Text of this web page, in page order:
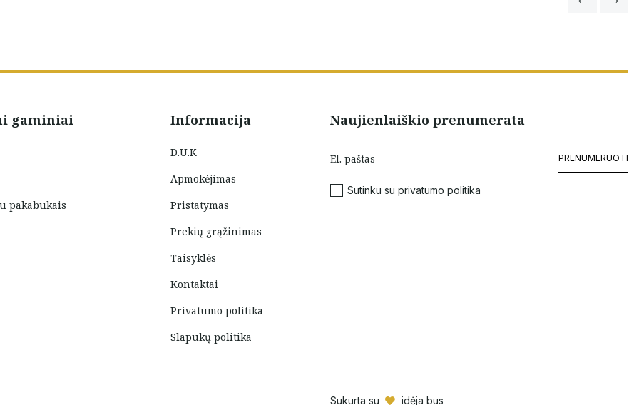
gaminiai
pakabukais
Informacija
D.U.K
Apmokėjimas
Pristatymas
Prekių grąžinimas
Taisyklės
Kontaktai
Privatumo politika
Slapukų politika
Naujienlaiškio prenumerata
PRENUMERUOTI
Sutinku su privatumo politika
Sukurta su idėja bus